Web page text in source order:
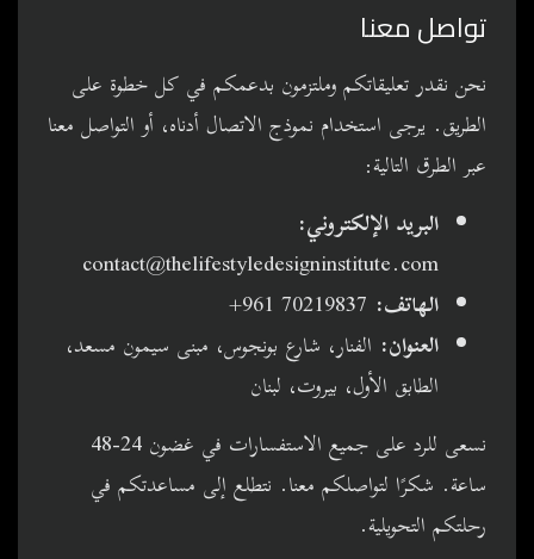
تواصل معنا
نحن نقدر تعليقاتكم وملتزمون بدعمكم في كل خطوة على
الطريق. يرجى استخدام نموذج الاتصال أدناه، أو التواصل معنا
عبر الطرق التالية:
البريد الإلكتروني:
contact@thelifestyledesigninstitute.com
الهاتف: +961 70219837
العنوان: الفنار، شارع بونجوس، مبنى سيمون مسعد،
الطابق الأول، بيروت، لبنان
نسعى للرد على جميع الاستفسارات في غضون 24-48
ساعة. شكرًا لتواصلكم معنا. نتطلع إلى مساعدتكم في
رحلتكم التحويلية.